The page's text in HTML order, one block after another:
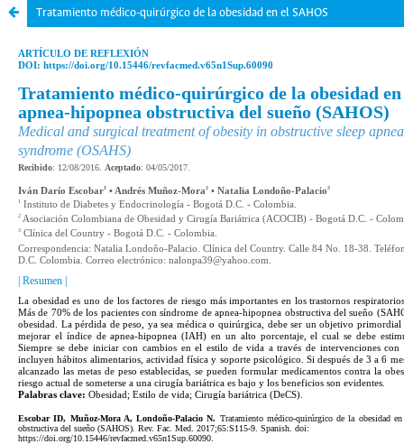
Tratamiento médico-quirúrgico de la obesidad en el SAHOS